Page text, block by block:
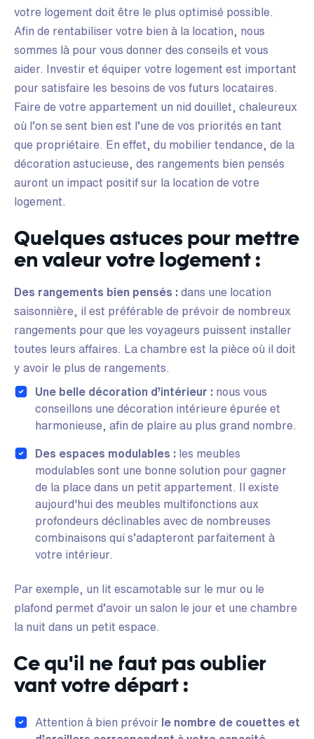
votre logement doit être le plus optimisé possible.
Afin de rentabiliser votre bien à la location, nous
sommes là pour vous donner des conseils et vous
aider. Investir et équiper votre logement est important
pour satisfaire les besoins de vos futurs locataires.
Faire de votre appartement un nid douillet, chaleureux
où l’on se sent bien est l’une de vos priorités en tant
que propriétaire. En effet, du mobilier tendance, de la
décoration astucieuse, des rangements bien pensés
auront un impact positif sur la location de votre
logement.
Quelques astuces pour mettre
en valeur votre logement :
Des rangements bien pensés : dans une location
saisonnière, il est préférable de prévoir de nombreux
rangements pour que les voyageurs puissent installer
toutes leurs affaires. La chambre est la pièce où il doit
y avoir le plus de rangements.
Une belle décoration d’intérieur : nous vous
conseillons une décoration intérieure épurée et
harmonieuse, afin de plaire au plus grand nombre.
Des espaces modulables : les meubles
modulables sont une bonne solution pour gagner
de la place dans un petit appartement. Il existe
aujourd'hui des meubles multifonctions aux
profondeurs déclinables avec de nombreuses
combinaisons qui s’adapteront parfaitement à
votre intérieur.
Par exemple, un lit escamotable sur le mur ou le
plafond permet d’avoir un salon le jour et une chambre
la nuit dans un petit espace.
Ce qu'il ne faut pas oublier
vant votre départ :
Attention à bien prévoir le nombre de couettes et